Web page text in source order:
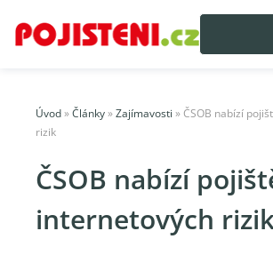
Úvod » Články » Zajímavosti » ČSOB nabízí
rizik
ČSOB nabízí
internetových